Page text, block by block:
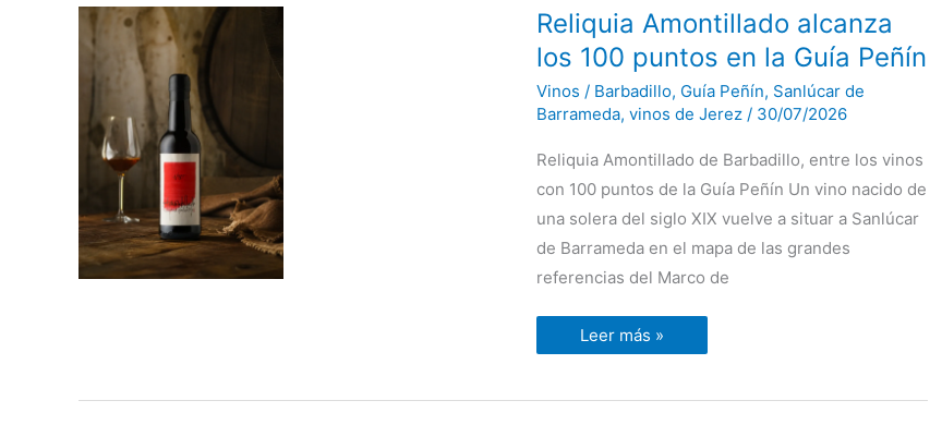
Reliquia Amontillado alcanza
los 100 puntos en la Guía Peñín
Vinos / Barbadillo, Guía Peñín, Sanlúcar de
Barrameda, vinos de Jerez/ 30/07/2026
Reliquia Amontillado de Barbadillo, entre los vinos
con 100 puntos de la Guía Peñín Un vino nacido de
una solera del siglo XIX vuelve a situar a Sanlúcar
de Barrameda en el mapa de las grandes
referencias del Marco de
Reliquia
Amontillado
alcanza
los
puntos
en
Peñín
Leer más »